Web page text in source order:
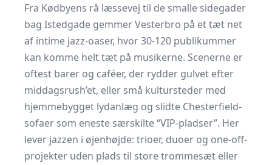
Fra Kødbyens rå læssevej til de smalle sidegader
bag Istedgade gemmer Vesterbro på et tæt net
af intime jazz-oaser, hvor 30-120 publikummer
kan komme helt tæt på musikerne. Scenerne er
oftest barer og caféer, der rydder gulvet efter
middagsrush’et, eller små kultursteder med
hjemmebygget lydanlæg og slidte Chesterfield-
sofaer som eneste særskilte “VIP-pladser”. Her
lever jazzen i øjenhøjde: trioer, duoer og one-off-
projekter uden plads til store trommesæt eller